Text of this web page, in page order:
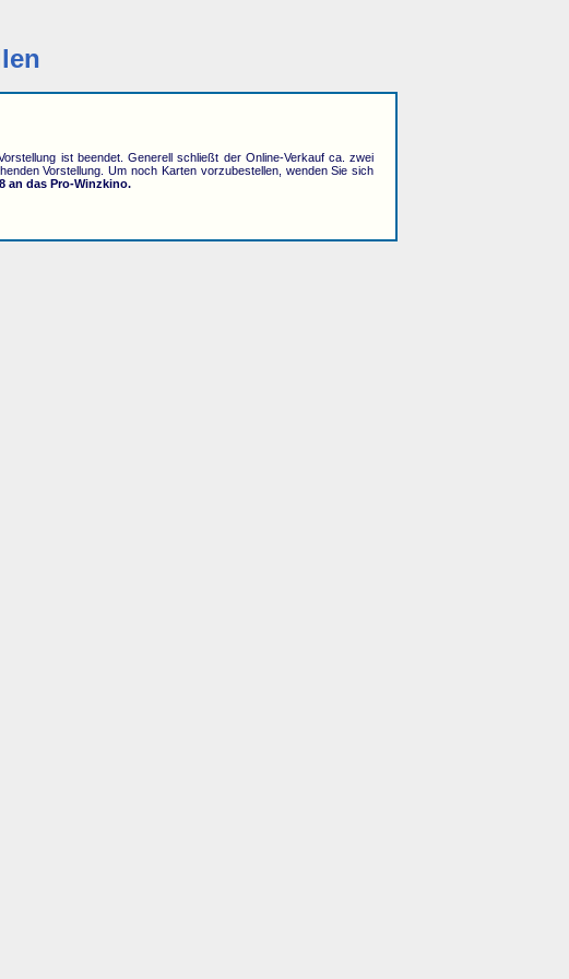
ist beendet. Generell schließt der Online-Verkauf ca. zwei
Vorstellung. Um noch Karten vorzubestellen, wenden Sie sich
an das Pro-Winzkino.